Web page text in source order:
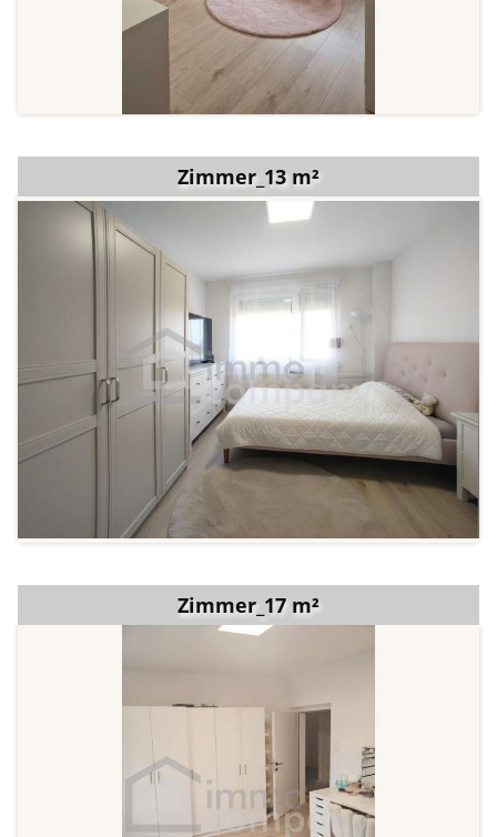
Zimmer_13 m²
Zimmer_17 m²